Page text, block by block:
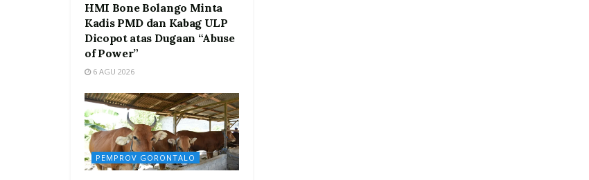
HMI Bone Bolango Minta
Kadis PMD dan Kabag ULP
Dicopot atas Dugaan “Abuse
of Power”
6 AGU 2026
PEMPROV GORONTALO